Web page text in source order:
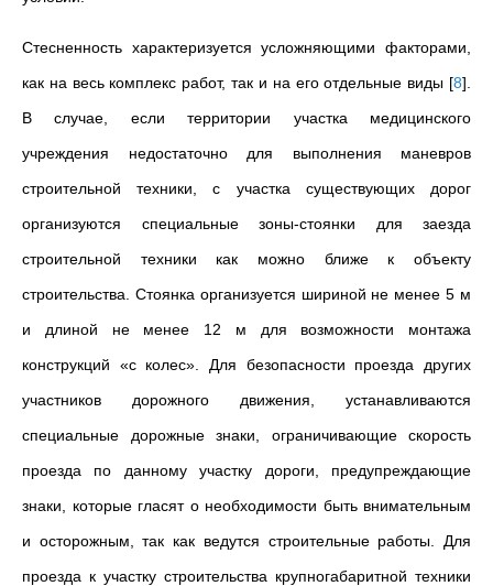
Стесненность характеризуется усложняющими факторами,
как на весь комплекс работ, так и на его отдельные виды [8]
В случае, если территории участка медицинского
учреждения недостаточно для выполнения маневров
строительной техники, с участка существующих дорог
организуются специальные зоны-стоянки для заезда
строительной техники как можно ближе к объекту
строительства. Стоянка организуется шириной не менее 5 м
и длиной не менее 12 м для возможности монтажа
конструкций «с колес». Для безопасности проезда других
участников дорожного движения, устанавливаются
специальные дорожные знаки, ограничивающие скорость
проезда по данному участку дороги, предупреждающие
знаки, которые гласят о необходимости быть внимательным
и осторожным, так как ведутся строительные работы. Для
проезда к участку строительства крупногабаритной техники